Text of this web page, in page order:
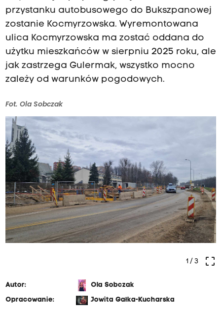
przystanku autobusowego do Bukszpanowej
zostanie Kocmyrzowska. Wyremontowana
ulica Kocmyrzowska ma zostać oddana do
użytku mieszkańców w sierpniu 2025 roku, ale
jak zastrzega Gulermak, wszystko mocno
zależy od warunków pogodowych.
Fot. Ola Sobczak
crop_free
1 / 3
Autor:
Ola Sobczak
Opracowanie:
Jowita Gałka-Kucharska